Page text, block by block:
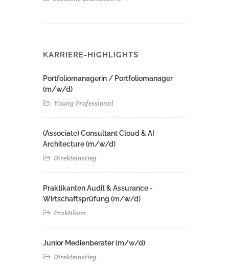
KARRIERE-HIGHLIGHTS
Portfoliomanagerin / Portfoliomanager
(m/w/d)
Young Professional
(Associate) Consultant Cloud & AI
Architecture (m/w/d)​ ​
Direkteinstieg
Praktikanten Audit & Assurance -
Wirtschaftsprüfung (m/w/d)
Praktikum
Junior Medienberater (m/w/d)
Direkteinstieg